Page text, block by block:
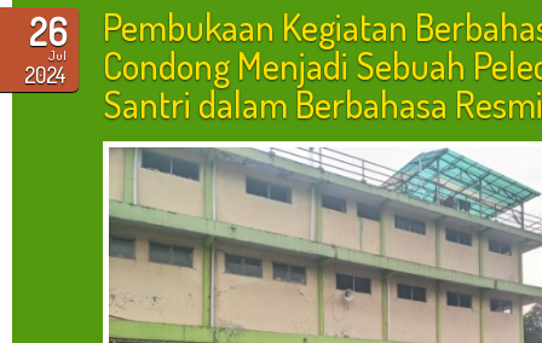
26
Jul
2024
Pembukaan Kegiatan
Condong Menjadi Sebuah
Santri dalam Berbahasa Resmi